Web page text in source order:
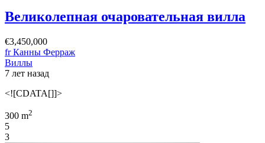
Великолепная очаровательная вилла
€3,450,000
fr Канны Ферраж
Виллы
7 лет назад
<![CDATA[]]>
300 m2
5
3